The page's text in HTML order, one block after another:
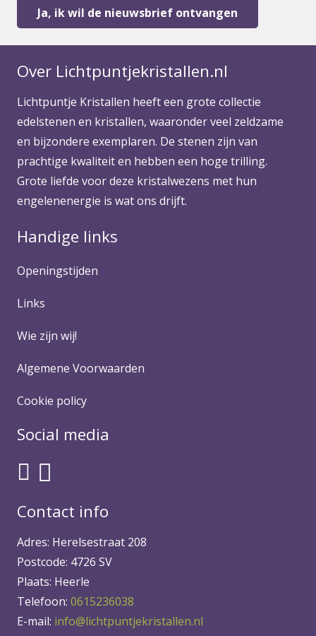
Over Lichtpuntjekristallen.nl
Lichtpuntje Kristallen heeft een grote collectie
edelstenen en kristallen, waaronder veel zeldzame
en bijzondere exemplaren. De stenen zijn van
prachtige kwaliteit en hebben een hoge trilling.
Grote liefde voor deze kristalwezens met hun
engelenenergie is wat ons drijft.
Handige links
Openingstijden
Links
Wie zijn wij!
Algemene Voorwaarden
Cookie policy
Social media
Contact info
Adres: Herelsestraat 208
Postcode: 4726 SV
Plaats: Heerle
Telefoon: 0615236038
E-mail: info@lichtpuntjekristallen.nl